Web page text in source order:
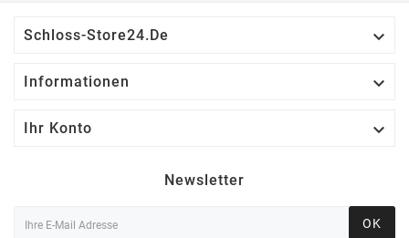
Schloss-Store24.de 
Informationen 
Ihr Konto 
Newsletter
OK